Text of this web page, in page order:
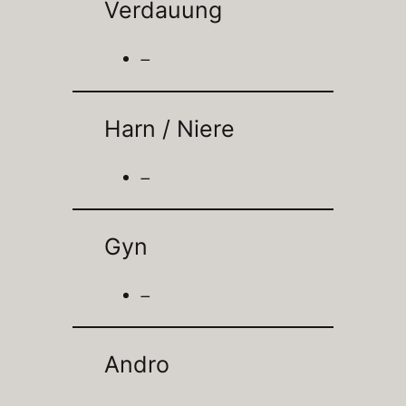
Verdauung
–
Harn / Niere
–
Gyn
–
Andro